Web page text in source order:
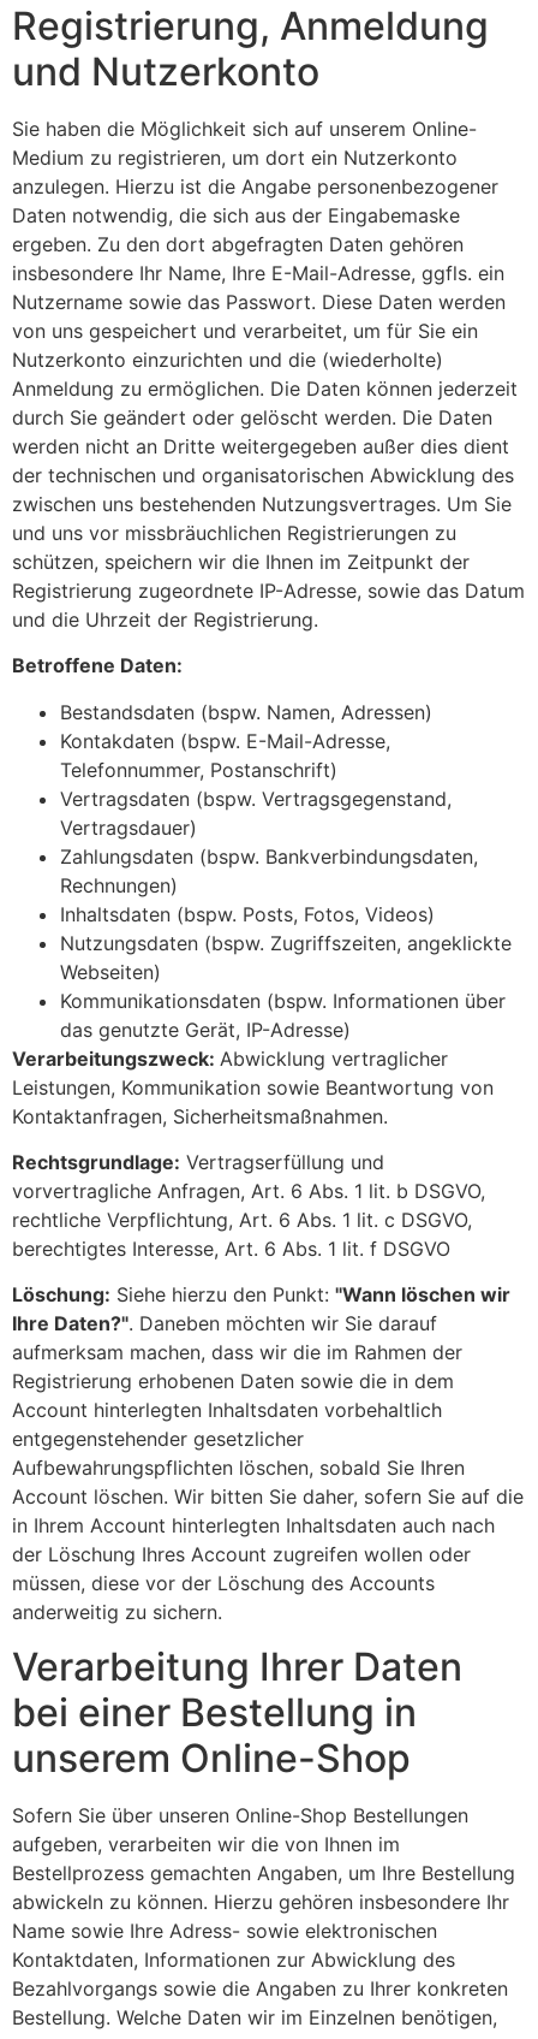
Registrierung, Anmeldung
und Nutzerkonto
Sie haben die Möglichkeit sich auf unserem Online-
Medium zu registrieren, um dort ein Nutzerkonto
anzulegen. Hierzu ist die Angabe personenbezogener
Daten notwendig, die sich aus der Eingabemaske
ergeben. Zu den dort abgefragten Daten gehören
insbesondere Ihr Name, Ihre E-Mail-Adresse, ggfls. ein
Nutzername sowie das Passwort. Diese Daten werden
von uns gespeichert und verarbeitet, um für Sie ein
Nutzerkonto einzurichten und die (wiederholte)
Anmeldung zu ermöglichen. Die Daten können jederzeit
durch Sie geändert oder gelöscht werden. Die Daten
werden nicht an Dritte weitergegeben außer dies dient
der technischen und organisatorischen Abwicklung des
zwischen uns bestehenden Nutzungsvertrages. Um Sie
und uns vor missbräuchlichen Registrierungen zu
schützen, speichern wir die Ihnen im Zeitpunkt der
Registrierung zugeordnete IP-Adresse, sowie das Datum
und die Uhrzeit der Registrierung.
Betroffene Daten:
Bestandsdaten (bspw. Namen, Adressen)
Kontakdaten (bspw. E-Mail-Adresse,
Telefonnummer, Postanschrift)
Vertragsdaten (bspw. Vertragsgegenstand,
Vertragsdauer)
Zahlungsdaten (bspw. Bankverbindungsdaten,
Rechnungen)
Inhaltsdaten (bspw. Posts, Fotos, Videos)
Nutzungsdaten (bspw. Zugriffszeiten, angeklickte
Webseiten)
Kommunikationsdaten (bspw. Informationen über
das genutzte Gerät, IP-Adresse)
Verarbeitungszweck: Abwicklung vertraglicher
Leistungen, Kommunikation sowie Beantwortung von
Kontaktanfragen, Sicherheitsmaßnahmen.
Rechtsgrundlage: Vertragserfüllung und
vorvertragliche Anfragen, Art. 6 Abs. 1 lit. b DSGVO,
rechtliche Verpflichtung, Art. 6 Abs. 1 lit. c DSGVO,
berechtigtes Interesse, Art. 6 Abs. 1 lit. f DSGVO
Löschung: Siehe hierzu den Punkt: "Wann löschen wir
Ihre Daten?". Daneben möchten wir Sie darauf
aufmerksam machen, dass wir die im Rahmen der
Registrierung erhobenen Daten sowie die in dem
Account hinterlegten Inhaltsdaten vorbehaltlich
entgegenstehender gesetzlicher
Aufbewahrungspflichten löschen, sobald Sie Ihren
Account löschen. Wir bitten Sie daher, sofern Sie auf die
in Ihrem Account hinterlegten Inhaltsdaten auch nach
der Löschung Ihres Account zugreifen wollen oder
müssen, diese vor der Löschung des Accounts
anderweitig zu sichern.
Verarbeitung Ihrer Daten
bei einer Bestellung in
unserem Online-Shop
Sofern Sie über unseren Online-Shop Bestellungen
aufgeben, verarbeiten wir die von Ihnen im
Bestellprozess gemachten Angaben, um Ihre Bestellung
abwickeln zu können. Hierzu gehören insbesondere Ihr
Name sowie Ihre Adress- sowie elektronischen
Kontaktdaten, Informationen zur Abwicklung des
Bezahlvorgangs sowie die Angaben zu Ihrer konkreten
Bestellung. Welche Daten wir im Einzelnen benötigen,